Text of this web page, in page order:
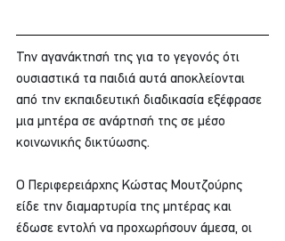
Την αγανάκτησή της για το γεγονός ότι
ουσιαστικά τα παιδιά αυτά αποκλείονται
από την εκπαιδευτική διαδικασία εξέφρασε
μια μητέρα σε ανάρτησή της σε μέσο
κοινωνικής δικτύωσης.
Ο Περιφερειάρχης Κώστας Μουτζούρης
είδε την διαμαρτυρία της μητέρας και
έδωσε εντολή να προχωρήσουν άμεσα, οι